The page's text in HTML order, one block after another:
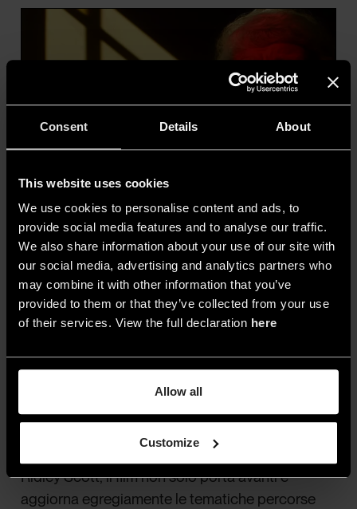
Consent Details About
This website uses cookies
We use cookies to personalise content and ads, to
provide social media features and to analyse our traffic.
We also share information about your use of our site with
our social media, advertising and analytics partners who
may combine it with other information that you’ve
provided to them or that they’ve collected from your use
of their services. View the full declaration here
Allow all
Customize
4. Roger Deakins - Ph Credits Genaro Molina. Courtesy of
Los Angeles Times
Il sequel: Blade Runner 2049
Interessante anche il sequel della pellicola,
in cui è ambientato l’originale. Diretto sempre da
Ridley Scott, il film non solo porta avanti e
aggiorna egregiamente le tematiche percorse